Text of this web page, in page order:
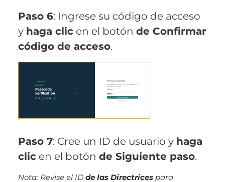
Paso 6: Ingrese su código de acceso
y haga clic en el botón de Confirmar
código de acceso.
Paso 7: Cree un ID de usuario y haga
clic en el botón de Siguiente paso.
Nota: Revise el ID de las Directrices para